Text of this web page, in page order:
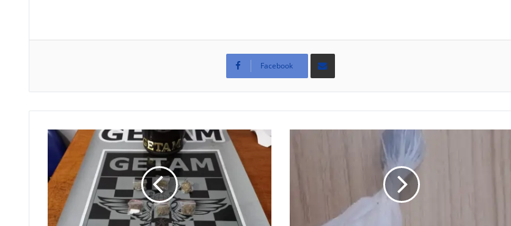
Facebook
Compartilhar